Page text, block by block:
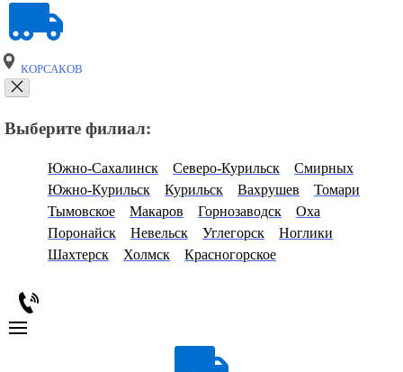
КОРСАКОВ
Выберите филиал:
Южно-Сахалинск Северо-Курильск
Смирных
Южно-Курильск
Курильск Вахрушев
Томари
Тымовское
Макаров Горнозаводск
Оха
Поронайск
Невельск Углегорск
Ноглики
Шахтерск
Холмск Красногорское